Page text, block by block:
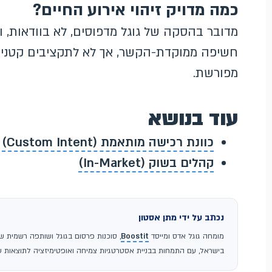
כמה מדויק זיהוי אירוע החיים?
מדובר בהסקה של גוגל מדפוסים, לא בוודאות,
חשיפה ממוקדת-הקשר, אך לא לתקציבים
מפורשת.
עוד בנושא
כוונת רכישה מותאמת (Custom Intent)
קהלים בשוק (In-Market)
נכתב על ידי מתן אסטון
מומחה גוגל אדס ומייסד Boostit
בישראל, עם התמחות בבניית אסטרטגיות צמיחה ואופטימיזציה לתוצאות